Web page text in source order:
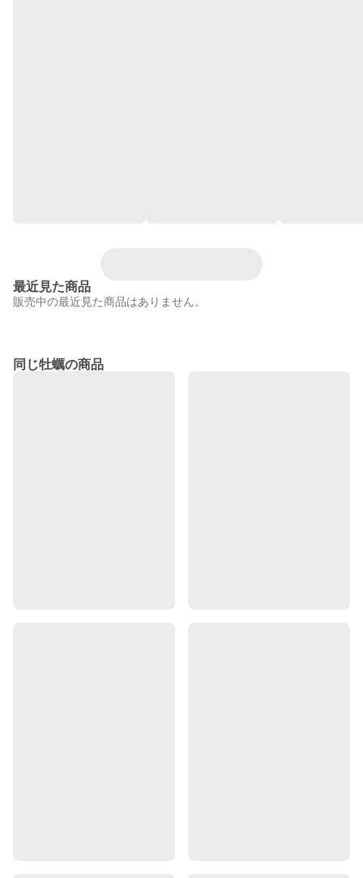
最近見た商品
販売中の最近見た商品はありません。
同じ牡蠣の商品